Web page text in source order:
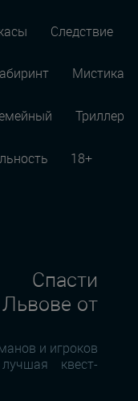
Следствие
Мистика
Триллер
18+
Спасти
от
и игроков
квест-